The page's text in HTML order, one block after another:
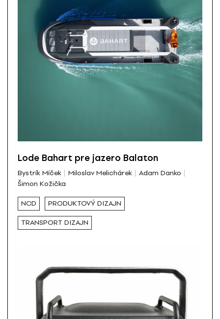
Lode Bahart pre jazero Balaton
Bystrík Míček Miloslav Melichárek
Adam Danko
Šimon Kožička
NCD PRODUKTOVÝ DIZAJN
TRANSPORT DIZAJN